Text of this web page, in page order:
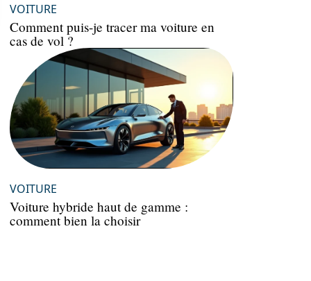
VOITURE
Comment puis-je tracer ma voiture en
cas de vol ?
VOITURE
Voiture hybride haut de gamme :
comment bien la choisir